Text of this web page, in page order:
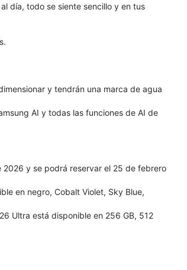
día, todo se siente sencillo y en tus
y tendrán una marca de agua
AI y todas las funciones de AI de
2026 y se podrá reservar el 25 de febrero
en negro, Cobalt Violet, Sky Blue,
Ultra está disponible en 256 GB, 512